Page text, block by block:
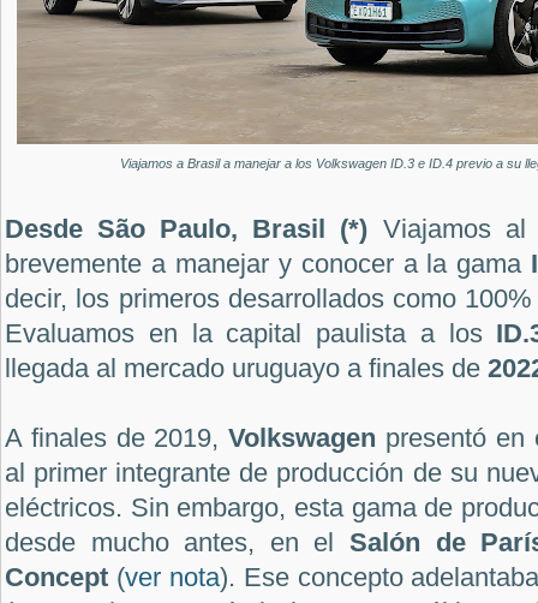
Viajamos a Brasil a manejar a los Volkswagen ID.3 e ID.4 previo a su
Desde São Paulo, Brasil (*) Viajamos
brevemente a manejar y conocer a la gama
decir, los primeros desarrollados como
Evaluamos en la capital paulista a los
llegada al mercado uruguayo a finales de
A finales de 2019,Volkswagen presentó
al primer integrante de producción de su
eléctricos. Sin embargo, esta gama de
desde mucho antes, en el Salón de
Concept (ver nota). Ese concepto